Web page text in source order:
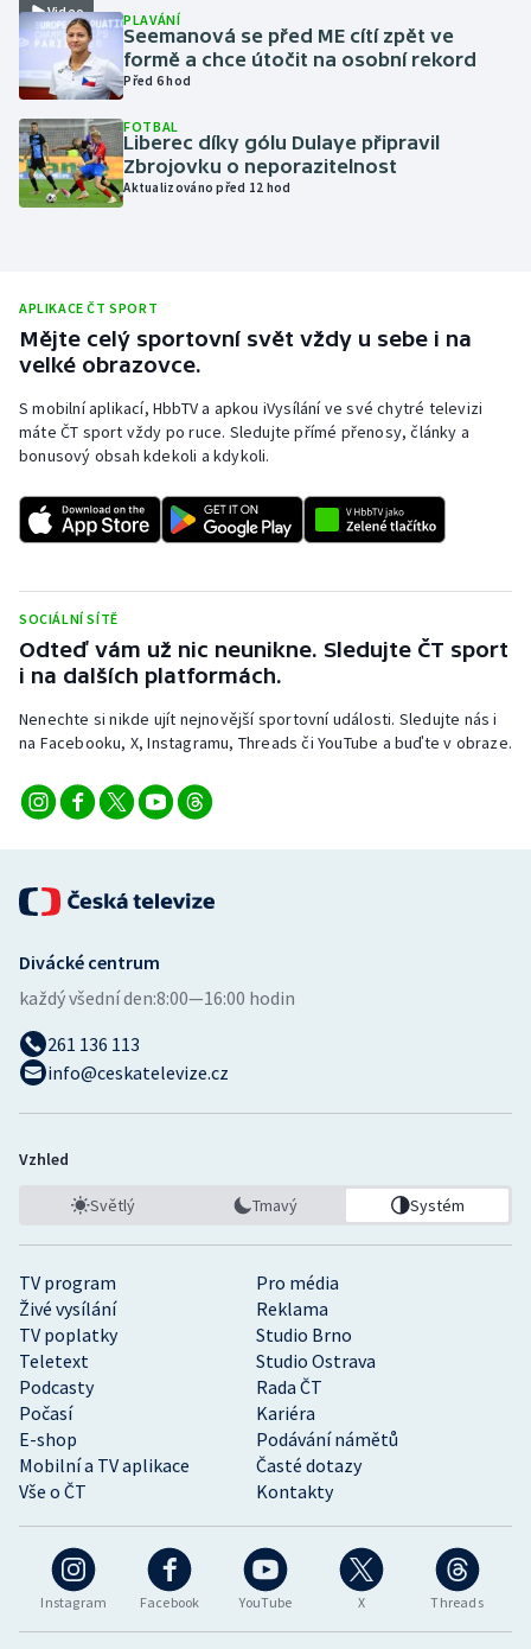
Motorsport
Olympijské hry
Parasport
Plavání
Ragby
Rychlobruslení
Rychlostní kanoistika
Sportovní střelba
Triatlon
Veslování
Ostatní
Video PLAVÁNÍ
Seemanová se před ME cítí zpět ve
formě a chce útočit na osobní rekord
Před 6 hod
FOTBAL
Liberec díky gólu Dulaye připravil
Zbrojovku o neporazitelnost
Aktualizováno před 12 hod
APLIKACE ČT SPORT
Mějte celý sportovní svět vždy u sebe i na
velké obrazovce.
S mobilní aplikací, HbbTV a apkou iVysílání ve své chytré televizi
máte ČT sport vždy po ruce. Sledujte přímé přenosy, články a
bonusový obsah kdekoli a kdykoli.
SOCIÁLNÍ SÍTĚ
Odteď vám už nic neunikne. Sledujte ČT sport
i na dalších platformách.
Nenechte si nikde ujít nejnovější sportovní události. Sledujte nás i
na Facebooku, X, Instagramu, Threads či YouTube a buďte v obraze.
Instagram Facebook YouTube X Threads
TV program
Pro média
Živé vysílání
Reklama
TV poplatky
Studio Brno
Teletext
Studio Ostrava
Podcasty
Rada ČT
Počasí
Kariéra
E-shop
Podávání námětů
Mobilní a TV aplikace
Časté dotazy
Vše o ČT
Kontakty
Divácké centrum
každý všední den:8:00—16:00 hodin
261 136 113
info@ceskatelevize.cz
Vzhled
Světlý Tmavý Systém